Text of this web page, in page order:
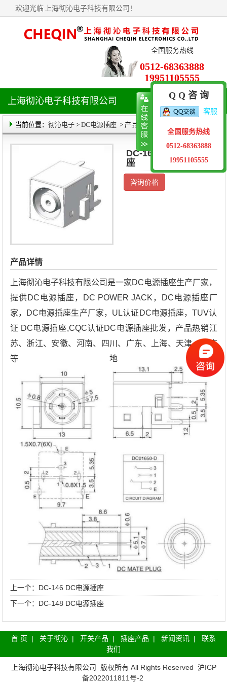
欢迎光临 上海彻沁电子科技有限公司 !
全国服务热线
0512-68363888
19951105555
航
单
上海彻沁电子科技有限公司
当前位置： 彻沁电子> DC电源插座 > 产品详情
DC-165 DC电源插
座
咨询价格
产品详情
上海彻沁电子科技有限公司是一家DC电源插座生产厂家，
提供DC电源插座，DC POWER JACK，DC电源插座厂
家，DC电源插座生产厂家，UL认证DC电源插座，TUV认
证 DC电源插座,CQC认证DC电源插座批发，产品热销江
苏、浙江、安徽、河南、四川、广东、上海、天津、重庆
等地。
上一个： DC-146 DC电源插座
下一个： DC-148 DC电源插座
首 页 | 关于彻沁 | 开关产品 | 插座产品 | 新闻资讯 | 联系
我们
上海彻沁电子科技有限公司 版权所有 All Rights Reserved 沪ICP
备2022011811号-2
Q Q 咨 询
客服
全国服务热线
0512-68363888
19951105555